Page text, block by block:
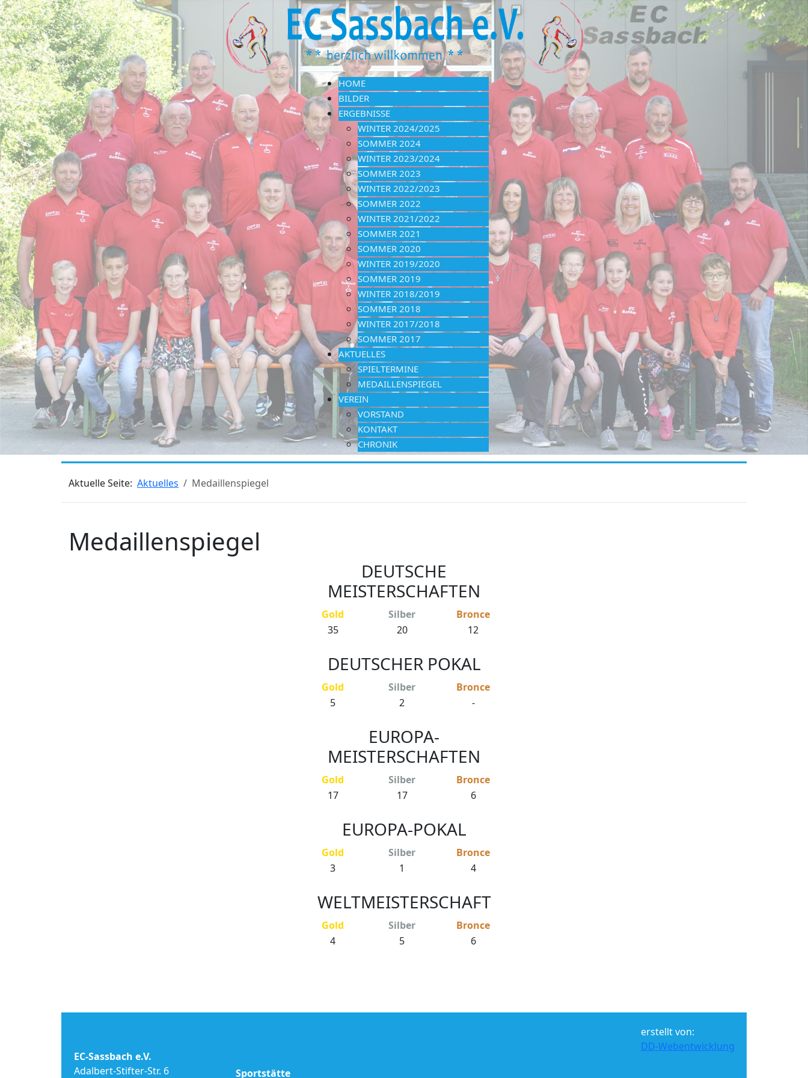
HOME
BILDER
ERGEBNISSE
WINTER 2024/2025
SOMMER 2024
WINTER 2023/2024
SOMMER 2023
WINTER 2022/2023
SOMMER 2022
WINTER 2021/2022
SOMMER 2021
SOMMER 2020
WINTER 2019/2020
SOMMER 2019
WINTER 2018/2019
SOMMER 2018
WINTER 2017/2018
SOMMER 2017
AKTUELLES
SPIELTERMINE
MEDAILLENSPIEGEL
VEREIN
VORSTAND
KONTAKT
CHRONIK
Aktuelle Seite: Aktuelles Medaillenspiegel
Medaillenspiegel
DEUTSCHE
MEISTERSCHAFTEN
Gold Silber
Bronce
35
20 12
DEUTSCHER POKAL
Gold Silber
Bronce
5
2 -
EUROPA-
MEISTERSCHAFTEN
Gold Silber
Bronce
17
17 6
EUROPA-POKAL
Gold Silber
Bronce
3
1 4
WELTMEISTERSCHAFT
Gold Silber
Bronce
4
5 6
EC-Sassbach e.V.
Adalbert-Stifter-Str. 6
Sportstätte
erstellt von:
DD-Webentwicklung